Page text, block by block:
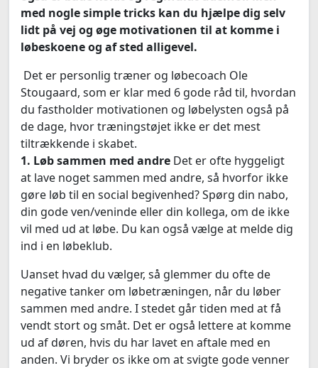
med nogle simple tricks kan du hjælpe dig selv
lidt på vej og øge motivationen til at komme i
løbeskoene og af sted alligevel.
Det er personlig træner og løbecoach Ole
Stougaard, som er klar med 6 gode råd til, hvordan
du fastholder motivationen og løbelysten også på
de dage, hvor træningstøjet ikke er det mest
tiltrækkende i skabet.
1. Løb sammen med andre Det er ofte hyggeligt
at lave noget sammen med andre, så hvorfor ikke
gøre løb til en social begivenhed? Spørg din nabo,
din gode ven/veninde eller din kollega, om de ikke
vil med ud at løbe. Du kan også vælge at melde dig
ind i en løbeklub.
Uanset hvad du vælger, så glemmer du ofte de
negative tanker om løbetræningen, når du løber
sammen med andre. I stedet går tiden med at få
vendt stort og småt. Det er også lettere at komme
ud af døren, hvis du har lavet en aftale med en
anden. Vi bryder os ikke om at svigte gode venner